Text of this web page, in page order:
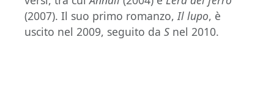
(2007). Il suo primo romanzo,Il lupo, è
uscito nel 2009, seguito da S nel 2010.